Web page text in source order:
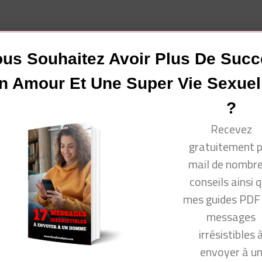
groups/communautecyprine/
consulter mon site Conseils Séduction Femmes ou me
groups/conseilsseductionfemmes/
produit_bio/
Souhaitez Avoir Plus De
Amour Et Une Super Vie
?
Recevez
gratuitement
mail de
conseils ainsi
mes guides
messages
irrésistibles
envoyer à un